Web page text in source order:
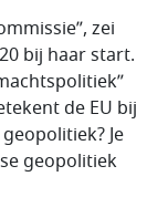
zei
bij haar start.
de EU bij
Je
geopolitiek